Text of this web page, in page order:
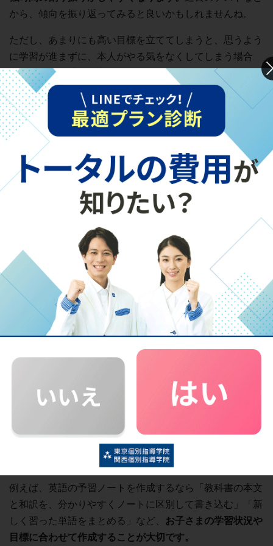
から、傾向を振り返ってみると良いかもしれませんね。
ただし、あまりにも高い目標を立ててしまうと、思うよう
に学習が進まずに、本人がやる気をなくしてしまう場合
も……。学習計画を立てるときは、勉強の進み具合が遅れ
たときのためにも、
週に１日程度は予備日を確保しておく
ことが大切です。
学習計画を立てるのが難しいと感じたら……
「家庭内だけで学習計画を立てるのが難しい」「子ども
ない」など、不安に思うことがある場合は、学校の先生
なかでも、個別指導塾の東京個別指導学院・関西個別指
に合わせて、最適な学習計画を提案してくれます。
お子さまの学習状況に合わせた学
東京個別・関西個別の定期テ
②予習ノートを作る
次に、「
」を作成していきます。予習ノートは
本人が見やすいように作ることが大切ですが、後で書き加
えられるように余白を持たせる工夫をしましょう。
例えば、英語の予習ノートを作成するなら「教科書の本文
と和訳を、分かりやすくノートに区別して書き込む」「新
しく習った単語をまとめる」など、
お子さまの学習状況や
目標に合わせて作成することが大切です。